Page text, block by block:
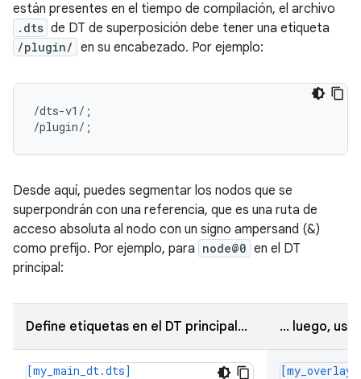
están presentes en el tiempo de compilación, el archivo
.dts de DT de superposición debe tener una etiqueta
/plugin/ en su encabezado. Por ejemplo:
/dts-v1/;
/plugin/;
Desde aquí, puedes segmentar los nodos que se
superpondrán con una referencia, que es una ruta de
acceso absoluta al nodo con un signo ampersand (&)
como prefijo. Por ejemplo, para node@0 en el DT
principal:
Define etiquetas en el DT principal… … luego, usa
[my_main_dt.dts]